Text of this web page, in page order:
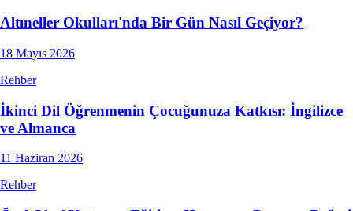
Altıneller Okulları'nda Bir Gün Nasıl Geçiyor?
18 Mayıs 2026
Rehber
İkinci Dil Öğrenmenin Çocuğunuza Katkısı: İngilizce
ve Almanca
11 Haziran 2026
Rehber